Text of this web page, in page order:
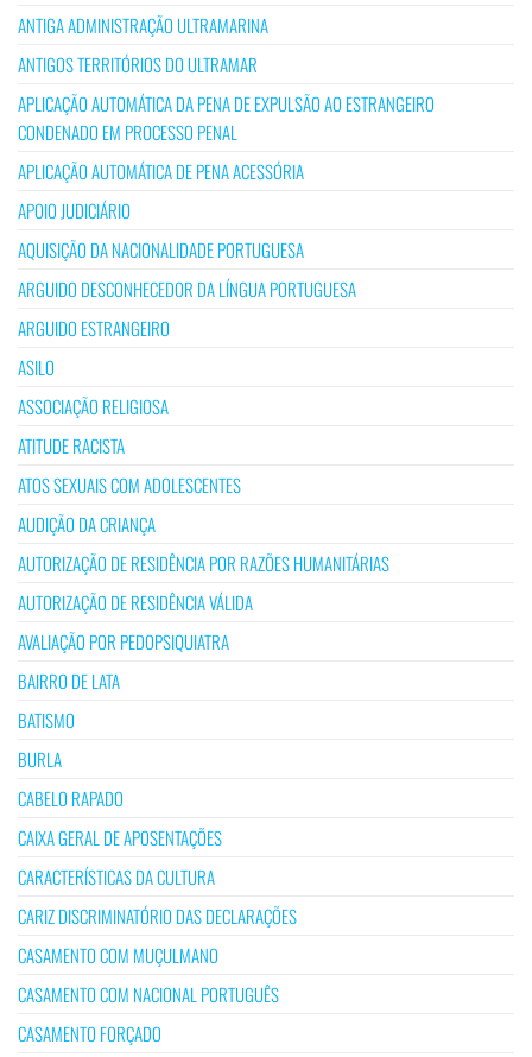
ANTIGA ADMINISTRAÇÃO ULTRAMARINA
ANTIGOS TERRITÓRIOS DO ULTRAMAR
APLICAÇÃO AUTOMÁTICA DA PENA DE EXPULSÃO AO ESTRANGEIRO
CONDENADO EM PROCESSO PENAL
APLICAÇÃO AUTOMÁTICA DE PENA ACESSÓRIA
APOIO JUDICIÁRIO
AQUISIÇÃO DA NACIONALIDADE PORTUGUESA
ARGUIDO DESCONHECEDOR DA LÍNGUA PORTUGUESA
ARGUIDO ESTRANGEIRO
ASILO
ASSOCIAÇÃO RELIGIOSA
ATITUDE RACISTA
ATOS SEXUAIS COM ADOLESCENTES
AUDIÇÃO DA CRIANÇA
AUTORIZAÇÃO DE RESIDÊNCIA POR RAZÕES HUMANITÁRIAS
AUTORIZAÇÃO DE RESIDÊNCIA VÁLIDA
AVALIAÇÃO POR PEDOPSIQUIATRA
BAIRRO DE LATA
BATISMO
BURLA
CABELO RAPADO
CAIXA GERAL DE APOSENTAÇÕES
CARACTERÍSTICAS DA CULTURA
CARIZ DISCRIMINATÓRIO DAS DECLARAÇÕES
CASAMENTO COM MUÇULMANO
CASAMENTO COM NACIONAL PORTUGUÊS
CASAMENTO FORÇADO